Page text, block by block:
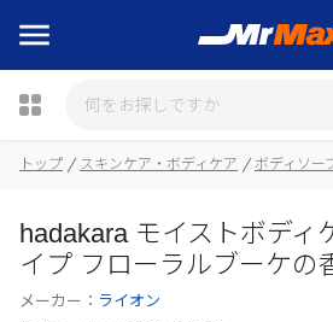
瓶詰
トップ スキンケア・ボディケア ボディソー
hadakara モイストボディ
イプ フローラルブーケの
メーカー： ライオン